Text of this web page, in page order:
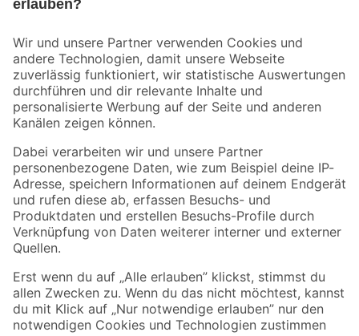
Der toom Newsletter: Keine Angebote und Aktionen mehr verpassen!
Zur Newsletter Anmeldung
Folge uns
Zahlungsarten Versandarten
Sicher einkaufen
Jetzt die toom-App herunterladen